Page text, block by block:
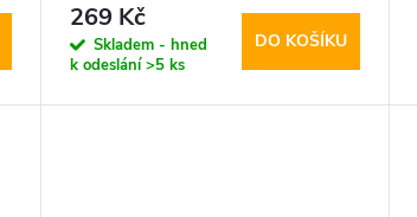
269 Kč
Skladem - hned
k odeslání>5 ks
DO KOŠÍKU